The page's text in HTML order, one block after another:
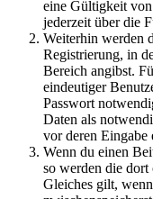
eine Gültigkeit
jederzeit über die
Weiterhin werden
Registrierung, in
Bereich angibst.
eindeutiger
Passwort
Daten als
vor deren Eingabe
Wenn du einen
so werden die dort
Gleiches gilt,